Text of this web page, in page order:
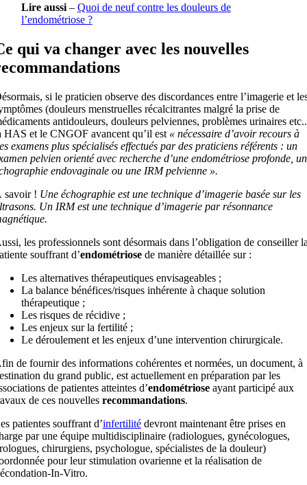
Lire aussi– Quoi de neuf contre les douleurs de
l’endométriose ?
qui va changer avec les nouvelles
si le praticien observe des discordances entre l’imagerie et
(douleurs menstruelles récalcitrantes malgré la prise de
antidouleurs, douleurs pelviennes, problèmes urinaires
HAS et le CNGOF avancent qu’il est « nécessaire d’avoir recours à
examens plus spécialisés effectués par des praticiens référents : un
pelvien orienté avec recherche d’une endométriose profonde,
endovaginale ou une IRM pelvienne ».
savoir ! Une échographie est une technique d’imagerie basée sur les
Un IRM est une technique d’imagerie par résonnance
les professionnels sont désormais dans l’obligation de conseiller
souffrant d’endométriose de manière détaillée sur :
Les alternatives thérapeutiques envisageables ;
La balance bénéfices/risques inhérente à chaque solution
thérapeutique ;
Les risques de récidive ;
Les enjeux sur la fertilité ;
Le déroulement et les enjeux d’une intervention chirurgicale.
de fournir des informations cohérentes et normées, un document, à
du grand public, est actuellement en préparation par les
de patientes atteintes d’endométriose ayant participé aux
de ces nouvellesrecommandations.
patientes souffrant d’infertilitédevront maintenant être prises en
par une équipe multidisciplinaire (radiologues, gynécologues,
chirurgiens, psychologue, spécialistes de la douleur)
pour leur stimulation ovarienne et la réalisation de
In-Vitro.